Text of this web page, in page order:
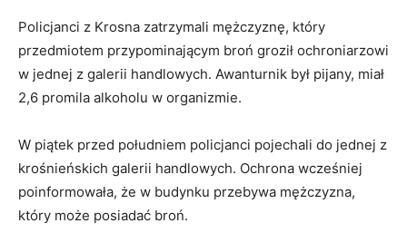
Policjanci z Krosna zatrzymali mężczyznę, który
przedmiotem przypominającym broń groził ochroniarzowi
w jednej z galerii handlowych. Awanturnik był pijany, miał
2,6 promila alkoholu w organizmie.
W piątek przed południem policjanci pojechali do jednej z
krośnieńskich galerii handlowych. Ochrona wcześniej
poinformowała, że w budynku przebywa mężczyzna,
który może posiadać broń.